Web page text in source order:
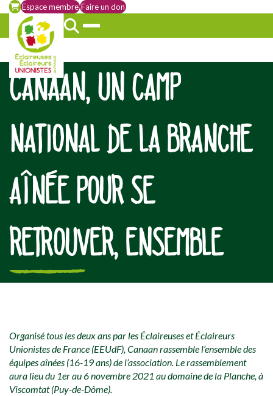
Espace membre Faire un don
CANAAN, UN CAMP
NATIONAL DE LA BRANCHE
AÎNÉE POUR SE
RETROUVER, ENSEMBLE
Organisé tous les deux ans par les Éclaireuses et Éclaireurs
Unionistes de France (EEUdF), Canaan rassemble l’ensemble des
équipes aînées (16-19 ans) de l’association. Le rassemblement
aura lieu du 1er au 6 novembre 2021 au domaine de la Planche, à
Viscomtat (Puy-de-Dôme).